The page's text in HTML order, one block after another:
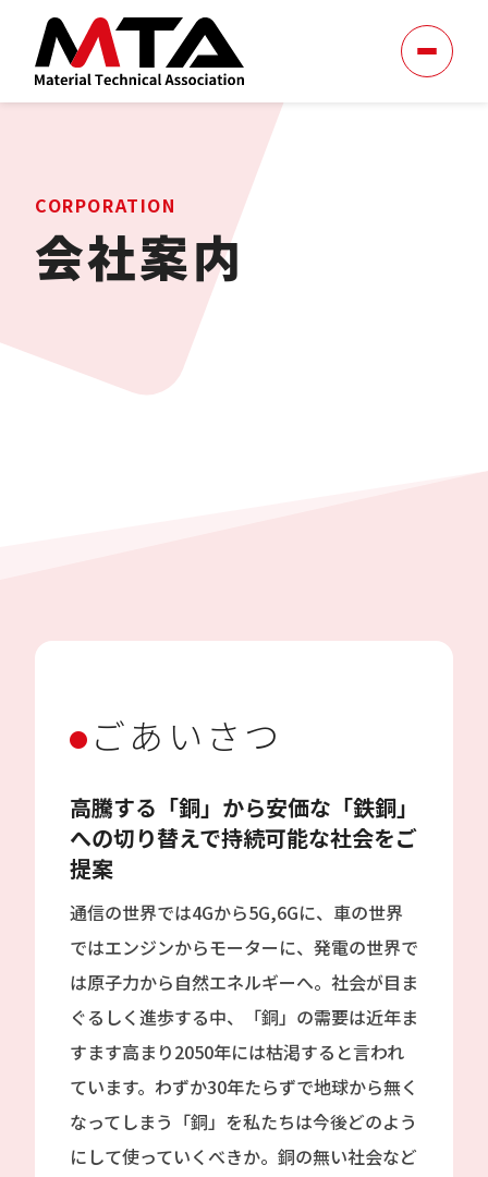
CORPORATION
会社案内
ごあいさつ
高騰する「銅」から安価な「鉄銅」
への切り替えで持続可能な社会をご
提案
通信の世界では4Gから5G,6Gに、車の世界
ではエンジンからモーターに、発電の世界で
は原子力から自然エネルギーへ。社会が目ま
ぐるしく進歩する中、「銅」の需要は近年ま
すます高まり2050年には枯渇すると言われ
ています。わずか30年たらずで地球から無く
なってしまう「銅」を私たちは今後どのよう
にして使っていくべきか。銅の無い社会など